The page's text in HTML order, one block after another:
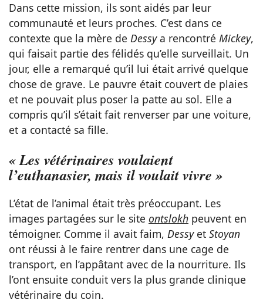
Dans cette mission, ils sont aidés par leur
communauté et leurs proches. C’est dans ce
contexte que la mère de Dessya rencontré Mickey,
qui faisait partie des félidés qu’elle surveillait. Un
jour, elle a remarqué qu’il lui était arrivé quelque
chose de grave. Le pauvre était couvert de plaies
et ne pouvait plus poser la patte au sol. Elle a
compris qu’il s’était fait renverser par une voiture,
et a contacté sa fille.
« Les vétérinaires voulaient
l’euthanasier, mais il voulait vivre »
L’état de l’animal était très préoccupant. Les
images partagées sur le site ontslokh peuvent en
témoigner. Comme il avait faim, Dessy et Stoyan
ont réussi à le faire rentrer dans une cage de
transport, en l’appâtant avec de la nourriture. Ils
l’ont ensuite conduit vers la plus grande clinique
vétérinaire du coin.